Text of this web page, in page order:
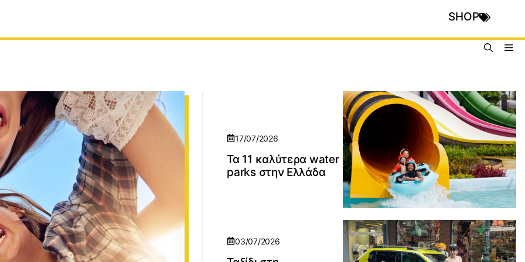
SHOP
17/07/2026
Τα 11 καλύτερα water
parks στην Ελλάδα
03/07/2026